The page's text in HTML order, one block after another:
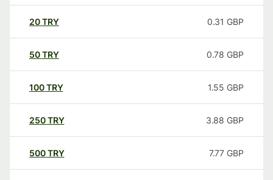
20TRY 0.31 GBP
50TRY 0.78 GBP
100TRY 1.55 GBP
250TRY 3.88 GBP
500TRY 7.77 GBP